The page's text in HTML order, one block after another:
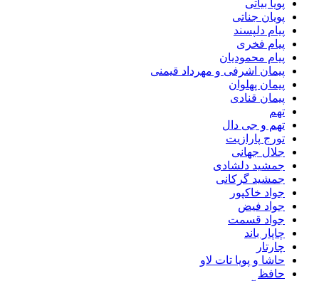
پویا بیاتی
پویان جناتی
پیام دلپسند
پیام فخری
پیام محمودیان
پیمان اشرفی و مهرداد قیمنی
پیمان پهلوان
پیمان قنادی
تهم
تهم و جی دال
تورج پارازیت
جلال جهانی
جمشید دلشادی
جمشید گرکانی
جواد خاکپور
جواد فیض
جواد قسمت
چاپار باند
چارتار
حاشا و پویا تات لاو
حافظ